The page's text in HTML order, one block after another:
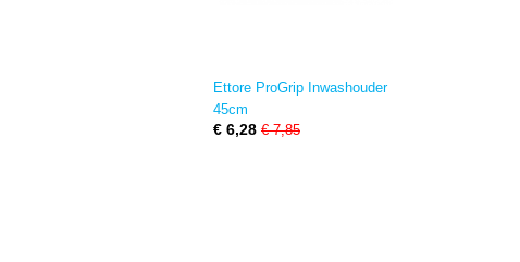
Ettore ProGrip Inwashouder
45cm
€ 6,28 € 7,85